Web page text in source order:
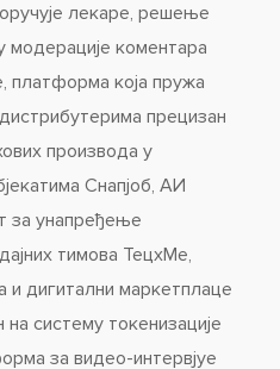
лекаре, решење
модерације коментара
платформа која пружа
прецизан
производа у
Снапјоб, АИ
за унапређење
тимова ТецхМе,
дигитални маркетплаце
систему токенизације
за видео-интервјуе